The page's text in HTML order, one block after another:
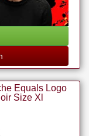
Equals Logo
Size Xl